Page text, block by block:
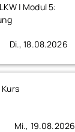
| Modul 5:
Di., 18.08.2026
Mi., 19.08.2026